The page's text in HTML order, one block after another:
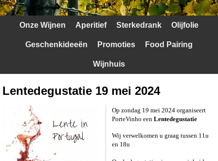
Verzendkosten
Rode Druiven
Onze Wijnen Aperitief Sterkedrank Olijfolie
Geschenkideeën Promoties Food Pairing
Wijnhuis
Lentedegustatie 19 mei 2024
Op zondag 19 mei 2024 organiseert
PorteVinho een Lentedegustatie
Wij verwelkomen u graag tussen 11u
en 18u